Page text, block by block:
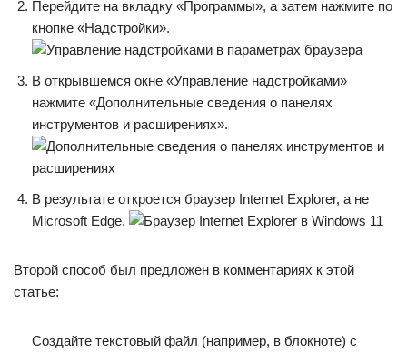
Перейдите на вкладку «Программы», а затем нажмите по
кнопке «Надстройки».
В открывшемся окне «Управление надстройками»
нажмите «Дополнительные сведения о панелях
инструментов и расширениях».
В результате откроется браузер Internet Explorer, а не
Microsoft Edge.
Второй способ был предложен в комментариях к этой
статье:
Создайте текстовый файл (например, в блокноте) с